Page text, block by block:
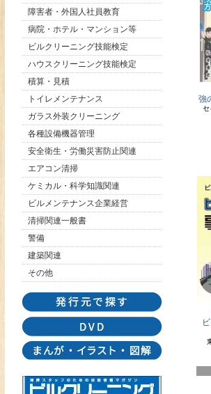
障害者・外国人社員教育
病院・ホテル・マンション等
ビルクリーニング技能検定
ハウスクリーニング技能検定
積算・見積
トイレメンテナンス
ガラス外装クリーニング
各種設備機器管理
安全衛生・労働災害防止関連
エアコン清掃
ケミカル・科学知識関連
ビルメンテナンス企業経営
清掃関連一般書
警備
建築関連
その他
強
セ